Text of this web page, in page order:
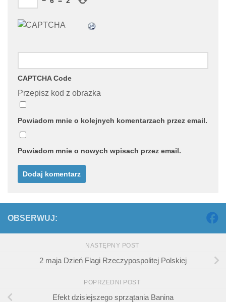
CAPTCHA Code
Przepisz kod z obrazka
Powiadom mnie o kolejnych komentarzach przez email.
Powiadom mnie o nowych wpisach przez email.
OBSERWUJ:
NASTĘPNY POST
2 maja Dzień Flagi Rzeczypospolitej Polskiej
POPRZEDNI POST
Efekt dzisiejszego sprzątania Banina